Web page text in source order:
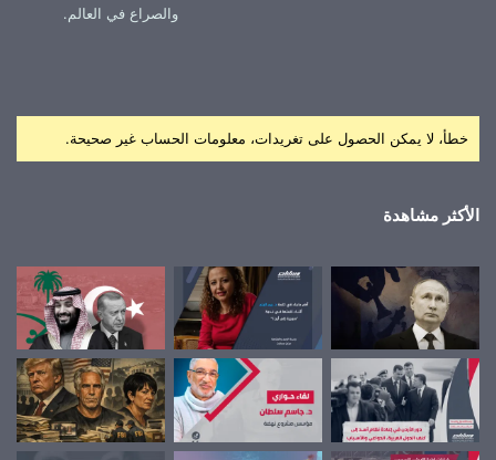
والصراع في العالم.
خطأ، لا يمكن الحصول على تغريدات، معلومات الحساب غير صحيحة.
الأكثر مشاهدة